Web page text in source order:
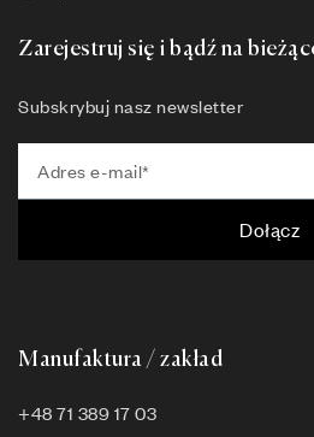
Zarejestruj się i bądź na
Subskrybuj nasz newsletter
Dołącz
Manufaktura / zakład
+48 71 389 17 03